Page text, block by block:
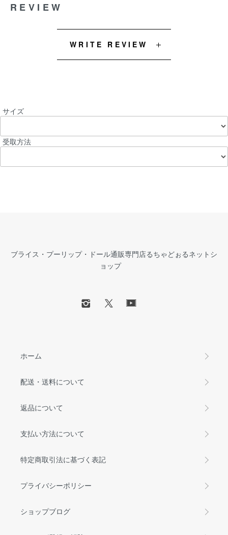
REVIEW
WRITE REVIEW
サイズ
受取方法
ブライス・プーリップ・ドール通販専門店るちゃどぉるネットシ
ョップ
ホーム
配送・送料について
返品について
支払い方法について
特定商取引法に基づく表記
プライバシーポリシー
ショップブログ